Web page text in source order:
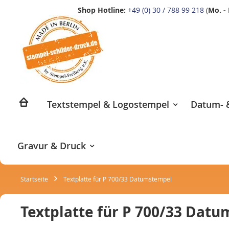
Shop Hotline: +49 (0) 30 / 788 99 218 (Mo. -
springen
Textstempel & Logostempel Datum-
Gravur & Druck
Startseite Textplatte für P 700/33 Datumstempel
Textplatte für P 700/33